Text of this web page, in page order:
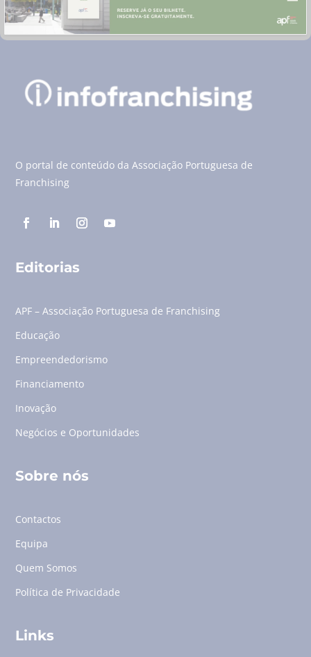
O portal de conteúdo da Associação Portuguesa de
Franchising
Editorias
APF – Associação Portuguesa de Franchising
Educação
Empreendedorismo
Financiamento
Inovação
Negócios e Oportunidades
Sobre nós
Contactos
Equipa
Quem Somos
Política de Privacidade
Links